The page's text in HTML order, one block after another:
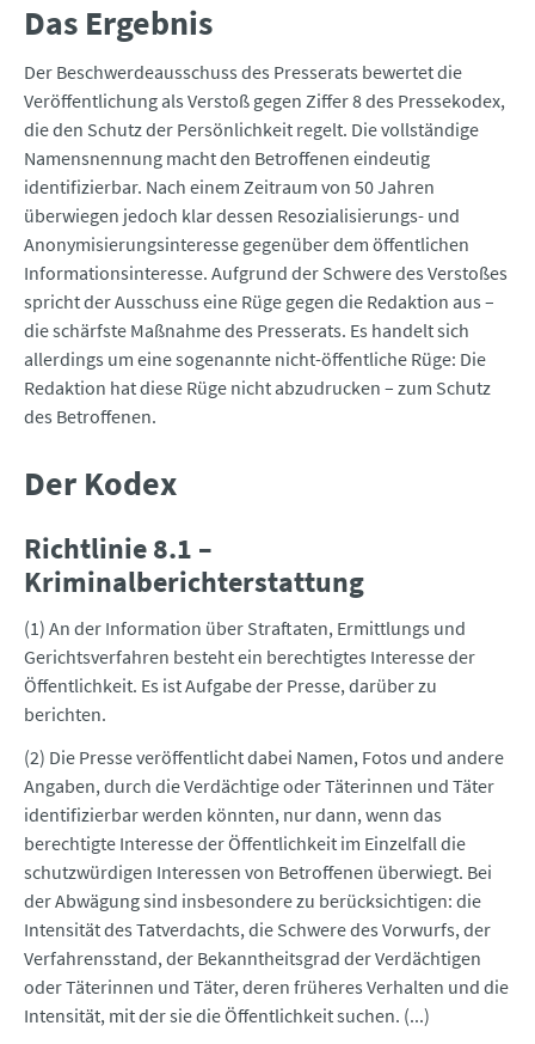
Das Ergebnis
Der Beschwerdeausschuss des Presserats bewertet die
Veröffentlichung als Verstoß gegen Ziffer 8 des Pressekodex,
die den Schutz der Persönlichkeit regelt. Die vollständige
Namensnennung macht den Betroffenen eindeutig
identifizierbar. Nach einem Zeitraum von 50 Jahren
überwiegen jedoch klar dessen Resozialisierungs- und
Anonymisierungsinteresse gegenüber dem öffentlichen
Informationsinteresse. Aufgrund der Schwere des Verstoßes
spricht der Ausschuss eine Rüge gegen die Redaktion aus –
die schärfste Maßnahme des Presserats. Es handelt sich
allerdings um eine sogenannte nicht-öffentliche Rüge: Die
Redaktion hat diese Rüge nicht abzudrucken – zum Schutz
des Betroffenen.
Der Kodex
Richtlinie 8.1 –
Kriminalberichterstattung
(1) An der Information über Straftaten, Ermittlungs und
Gerichtsverfahren besteht ein berechtigtes Interesse der
Öffentlichkeit. Es ist Aufgabe der Presse, darüber zu
berichten.
(2) Die Presse veröffentlicht dabei Namen, Fotos und andere
Angaben, durch die Verdächtige oder Täterinnen und Täter
identifizierbar werden könnten, nur dann, wenn das
berechtigte Interesse der Öffentlichkeit im Einzelfall die
schutzwürdigen Interessen von Betroffenen überwiegt. Bei
der Abwägung sind insbesondere zu berücksichtigen: die
Intensität des Tatverdachts, die Schwere des Vorwurfs, der
Verfahrensstand, der Bekanntheitsgrad der Verdächtigen
oder Täterinnen und Täter, deren früheres Verhalten und die
Intensität, mit der sie die Öffentlichkeit suchen. (...)